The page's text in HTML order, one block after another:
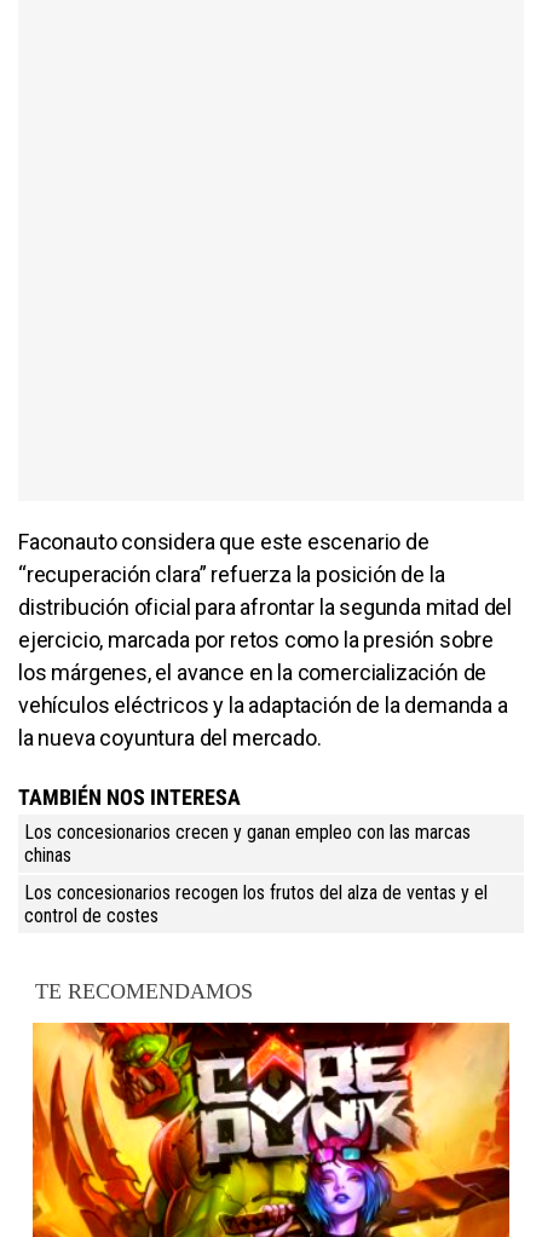
Faconauto considera que este escenario de
“recuperación clara” refuerza la posición de la
distribución oficial para afrontar la segunda mitad del
ejercicio, marcada por retos como la presión sobre
los márgenes, el avance en la comercialización de
vehículos eléctricos y la adaptación de la demanda a
la nueva coyuntura del mercado.
TAMBIÉN NOS INTERESA
Los concesionarios crecen y ganan empleo con las marcas
chinas
Los concesionarios recogen los frutos del alza de ventas y el
control de costes
TE RECOMENDAMOS